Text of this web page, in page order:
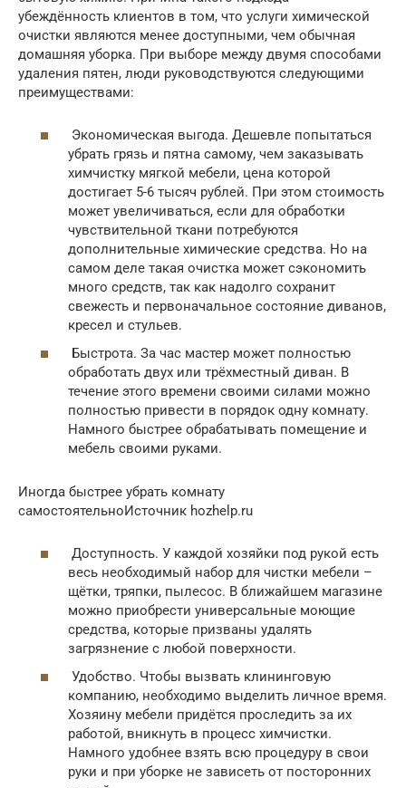
убеждённость клиентов в том, что услуги химической
очистки являются менее доступными, чем обычная
домашняя уборка. При выборе между двумя способами
удаления пятен, люди руководствуются следующими
преимуществами:
Экономическая выгода. Дешевле попытаться
убрать грязь и пятна самому, чем заказывать
химчистку мягкой мебели, цена которой
достигает 5-6 тысяч рублей. При этом стоимость
может увеличиваться, если для обработки
чувствительной ткани потребуются
дополнительные химические средства. Но на
самом деле такая очистка может сэкономить
много средств, так как надолго сохранит
свежесть и первоначальное состояние диванов,
кресел и стульев.
Быстрота. За час мастер может полностью
обработать двух или трёхместный диван. В
течение этого времени своими силами можно
полностью привести в порядок одну комнату.
Намного быстрее обрабатывать помещение и
мебель своими руками.
Иногда быстрее убрать комнату
самостоятельноИсточник hozhelp.ru
Доступность. У каждой хозяйки под рукой есть
весь необходимый набор для чистки мебели –
щётки, тряпки, пылесос. В ближайшем магазине
можно приобрести универсальные моющие
средства, которые призваны удалять
загрязнение с любой поверхности.
Удобство. Чтобы вызвать клининговую
компанию, необходимо выделить личное время.
Хозяину мебели придётся проследить за их
работой, вникнуть в процесс химчистки.
Намного удобнее взять всю процедуру в свои
руки и при уборке не зависеть от посторонних